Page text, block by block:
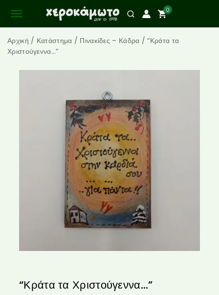
0
Αρχική / Κατάστημα / Πινακίδες – Κάδρα / “Κράτα τα
Χριστούγεννα…”
“Κράτα τα Χριστούγεννα…”